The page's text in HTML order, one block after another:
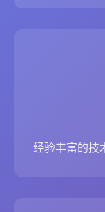
经验丰富的技